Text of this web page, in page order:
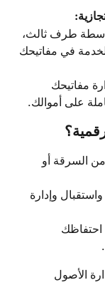
طرف ثالث،
في مفاتيحك
مفاتيحك
على أموالك.
السرقة أو
وإدارة
احتفاظك
الأصول